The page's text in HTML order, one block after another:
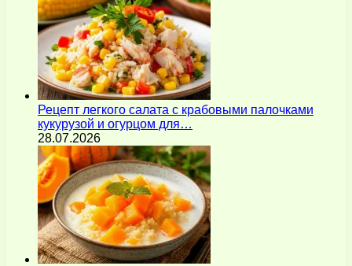
Рецепт легкого салата с крабовыми палочками
кукурузой и огурцом для…
28.07.2026